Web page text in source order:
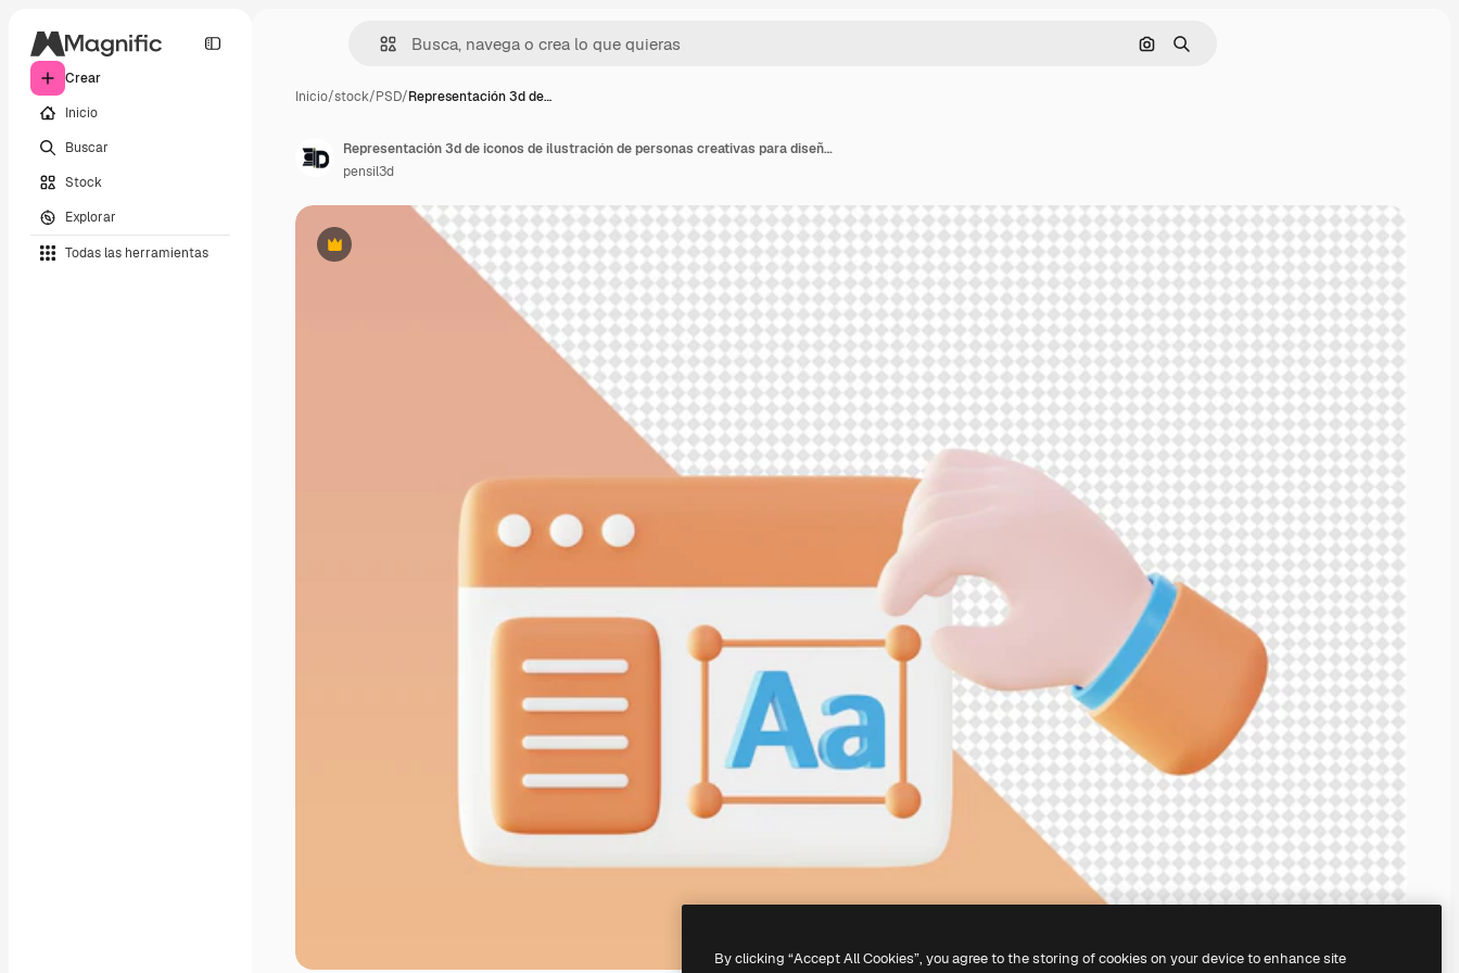
Crear
Inicio
Buscar
Stock
Explorar
Todas las herramientas
Buscar por imagen
Buscar
Inicio/stock/PSD/Representación 3d de…
Premium
Representación 3d de iconos de ilustración de personas creativas para diseños de anuncios de redes sociales de aplicaciones móviles web UI UX
pensil3d
By clicking “Accept All Cookies”, you agree to the storing of cookies on your device to enhance site